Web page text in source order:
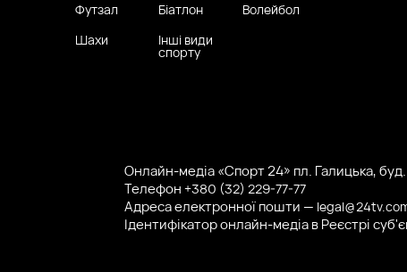
Футзал Біатлон
Волейбол
Шахи
Інші види
спорту
Онлайн-медіа «Спорт 24» пл. Галицька,
Телефон+380 (32) 229-77-77
Адреса електронної пошти —
Ідентифікатор онлайн-медіа в Реєстрі